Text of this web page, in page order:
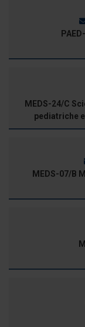
MEDS-24/C
pediatriche
MEDS-07/B